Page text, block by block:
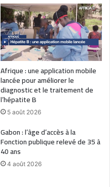
Afrique : une application mobile
lancée pour améliorer le
diagnostic et le traitement de
l’hépatite B
5 août 2026
Gabon : l’âge d’accès à la
Fonction publique relevé de 35 à
40 ans
4 août 2026